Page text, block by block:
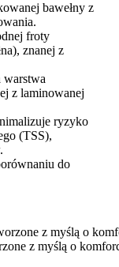
bawełny z
froty
znanej z
warstwa
z laminowanej
ryzyko
(TSS),
do
z myślą o